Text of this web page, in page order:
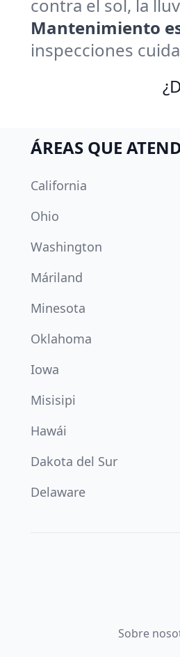
contra el sol, la
Mantenimiento
inspecciones
ÁREAS QUE
California
Ohio
Washington
Máriland
Minesota
Oklahoma
Iowa
Misisipi
Hawái
Dakota del Sur
Delaware
Sobre